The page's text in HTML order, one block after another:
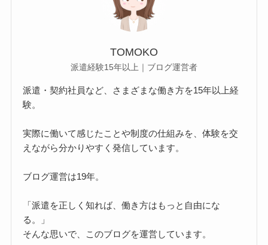
TOMOKO
派遣経験15年以上｜ブログ運営者
派遣・契約社員など、さまざまな働き方を15年以上経
験。
実際に働いて感じたことや制度の仕組みを、体験を交
えながら分かりやすく発信しています。
ブログ運営は19年。
「派遣を正しく知れば、働き方はもっと自由にな
る。」
そんな思いで、このブログを運営しています。